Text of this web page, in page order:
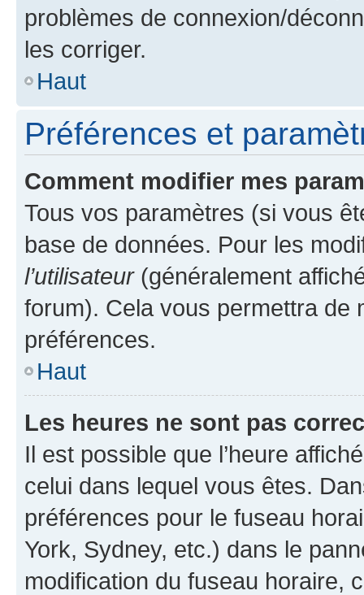
problèmes de connexion/
les corriger.
Haut
Préférences et
Comment modifier mes
Tous vos paramètres (si vous
base de données. Pour les
l’utilisateur(généralement
forum). Cela vous permettra de
préférences.
Haut
Les heures ne sont pas
Il est possible que l’heure
celui dans lequel vous êtes.
préférences pour le fuseau
York, Sydney, etc.) dans le
modification du fuseau horaire,